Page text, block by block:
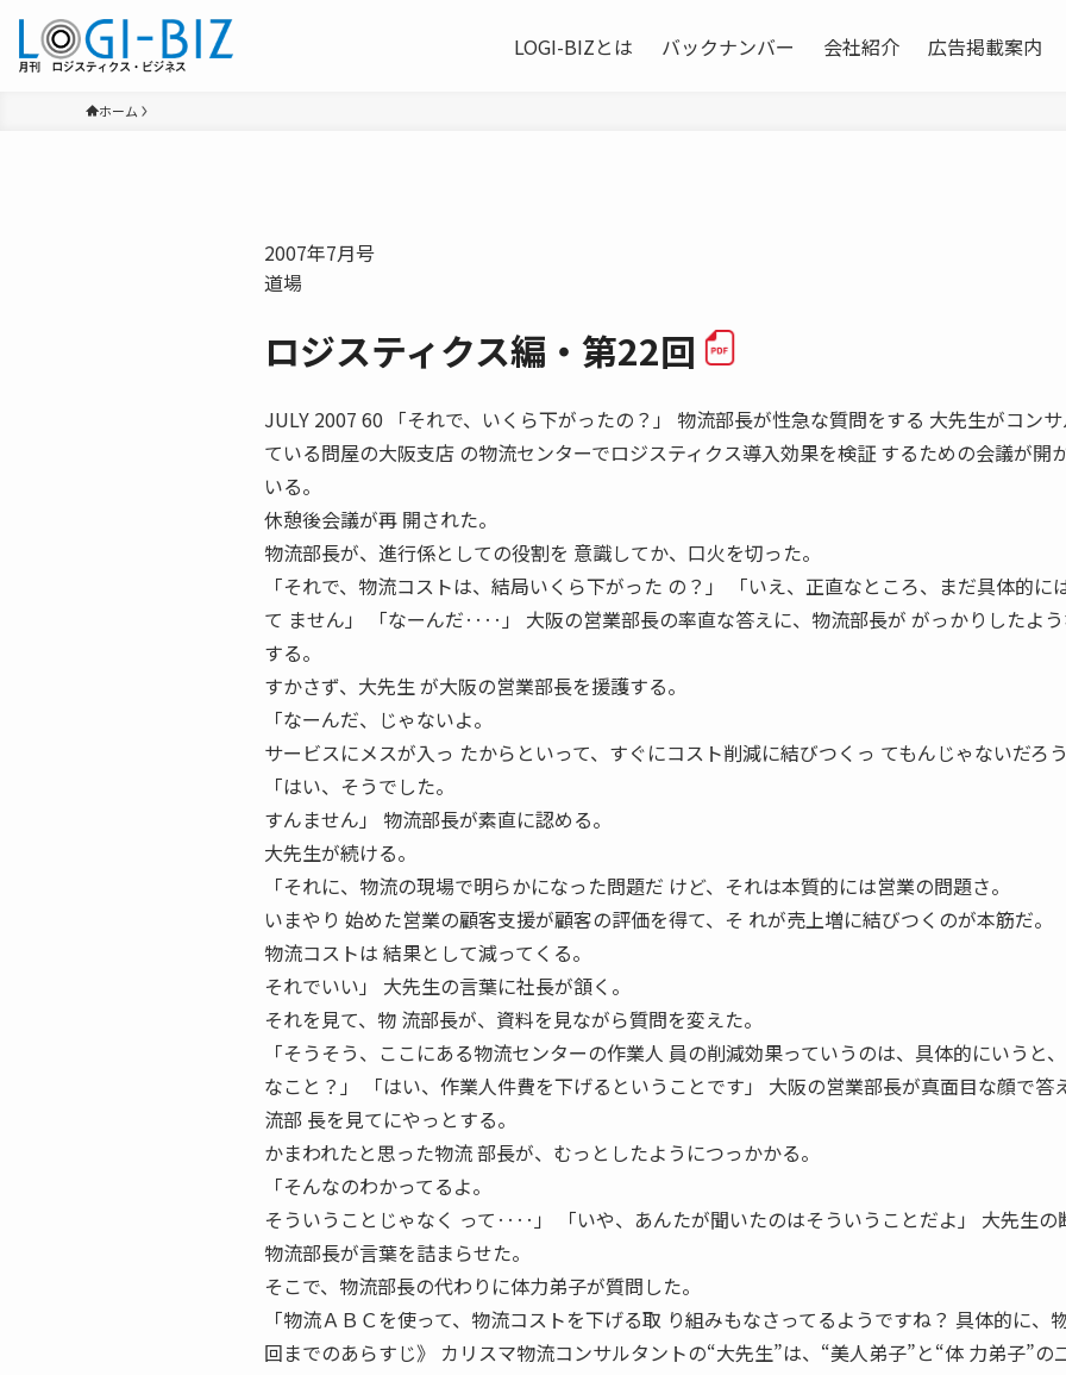
LOGI-BIZとは バックナンバー 会社紹介 広告掲載案内
ホーム
2007年7月号
道場
ロジスティクス編・第22回
JULY 2007 60 「それで、いくら下がったの？」 物流部長が性急な質問をする 大先生がコン
ている問屋の大阪支店 の物流センターでロジスティクス導入効果を検証 するための会議が開
いる。
休憩後会議が再 開された。
物流部長が、進行係としての役割を 意識してか、口火を切った。
「それで、物流コストは、結局いくら下がった の？」 「いえ、正直なところ、まだ具体的に
て ません」 「なーんだ‥‥」 大阪の営業部長の率直な答えに、物流部長が がっかりしたよ
する。
すかさず、大先生 が大阪の営業部長を援護する。
「なーんだ、じゃないよ。
サービスにメスが入っ たからといって、すぐにコスト削減に結びつくっ てもんじゃないだろう
「はい、そうでした。
すんません」 物流部長が素直に認める。
大先生が続ける。
「それに、物流の現場で明らかになった問題だ けど、それは本質的には営業の問題さ。
いまやり 始めた営業の顧客支援が顧客の評価を得て、そ れが売上増に結びつくのが本筋だ。
物流コストは 結果として減ってくる。
それでいい」 大先生の言葉に社長が頷く。
それを見て、物 流部長が、資料を見ながら質問を変えた。
「そうそう、ここにある物流センターの作業人 員の削減効果っていうのは、具体的にいうと
なこと？」 「はい、作業人件費を下げるということです」 大阪の営業部長が真面目な顔で答
流部 長を見てにやっとする。
かまわれたと思った物流 部長が、むっとしたようにつっかかる。
「そんなのわかってるよ。
そういうことじゃなく って‥‥」 「いや、あんたが聞いたのはそういうことだよ」 大先生の
物流部長が言葉を詰まらせた。
そこで、物流部長の代わりに体力弟子が質問した。
「物流ＡＢＣを使って、物流コストを下げる取 り組みもなさってるようですね？ 具体的に、
回までのあらすじ》 カリスマ物流コンサルタントの“大先生”は、“美人弟子”と“体 力弟子”の